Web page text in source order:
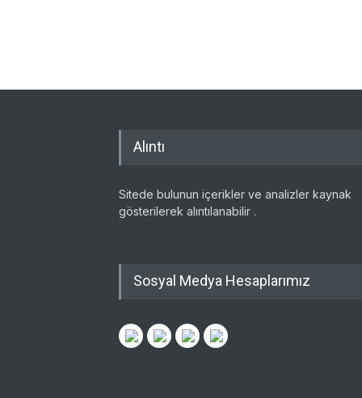
Alıntı
Sitede bulunun içerikler ve analizler kaynak
gösterilerek alıntılanabilir .
Sosyal Medya Hesaplarımız